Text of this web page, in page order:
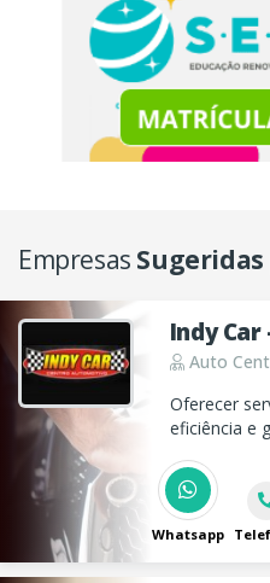
Empresas Sugeridas
Indy
Auto
Oferecer
eficiência e
Whatsapp